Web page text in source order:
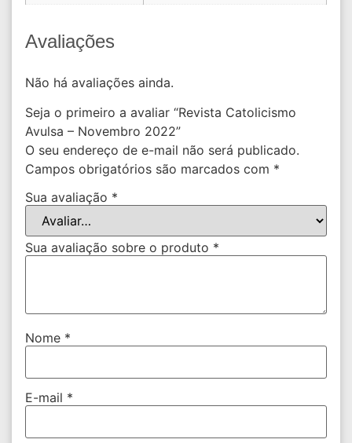
Avaliações
Não há avaliações ainda.
Seja o primeiro a avaliar “Revista Catolicismo
Avulsa – Novembro 2022”
O seu endereço de e-mail não será publicado.
Campos obrigatórios são marcados com *
Sua avaliação *
Sua avaliação sobre o produto *
Nome *
E-mail *